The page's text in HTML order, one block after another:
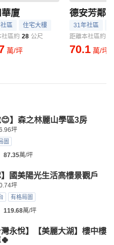
廈
區
住宅大樓
社區約 28 公尺
萬/坪
德安芳鄰
31年社區
距離本社區約
70.1 萬/坪
😊】森之林麗山學區3房
坪
圖
87.35萬/坪
】國美陽光生活高樓景觀戶
坪
有格局圖
119.68萬/坪
永悅】【美麗大湖】樓中樓